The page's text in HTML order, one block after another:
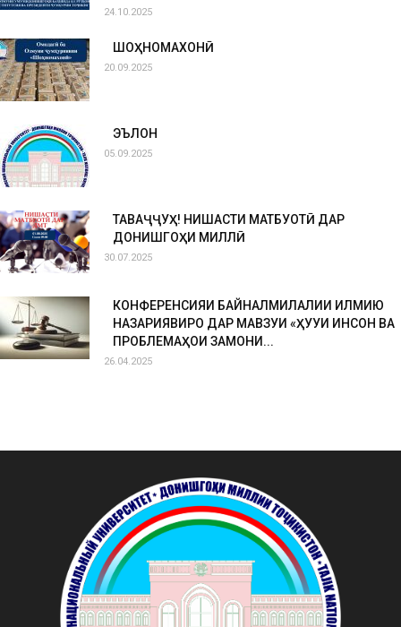
24.10.2025
ШОҲНОМАХОНӢ
20.09.2025
ЭЪЛОН
05.09.2025
ТАВАҶҶУҲ! НИШАСТИ МАТБУОТӢ ДАР
ДОНИШГОҲИ МИЛЛӢ
30.07.2025
КОНФЕРЕНСИЯИ БАЙНАЛМИЛАЛИИ ИЛМИЮ
НАЗАРИЯВИРО ДАР МАВЗУИ «ҲУҚУҚИ ИНСОН ВА
ПРОБЛЕМАҲОИ ЗАМОНИ...
26.04.2025